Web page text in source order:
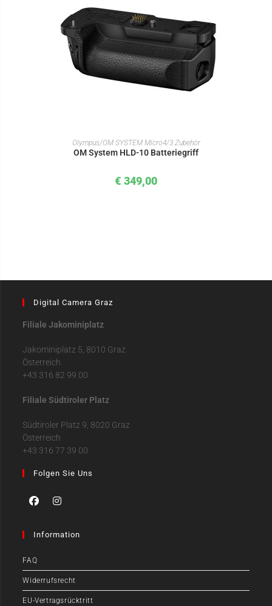
IN DEN WARENKORB
Olympus/OM SYSTEM Micro4/3 Zubehör
OM System HLD-10 Batteriegriff
€ 349,00
Digital Camera Graz
Filiale Jakominiplatz
Jakominiplatz 5, 8010 Graz
Österreich
+43 316 82 99 00
Filiale Südtiroler Platz
Südtiroler Platz 9, 8020 Graz
Österreich
+43 316 77 39 00
Folgen Sie Uns
Information
FAQ
Widerrufsrecht
EU-Vertragsrücktritt